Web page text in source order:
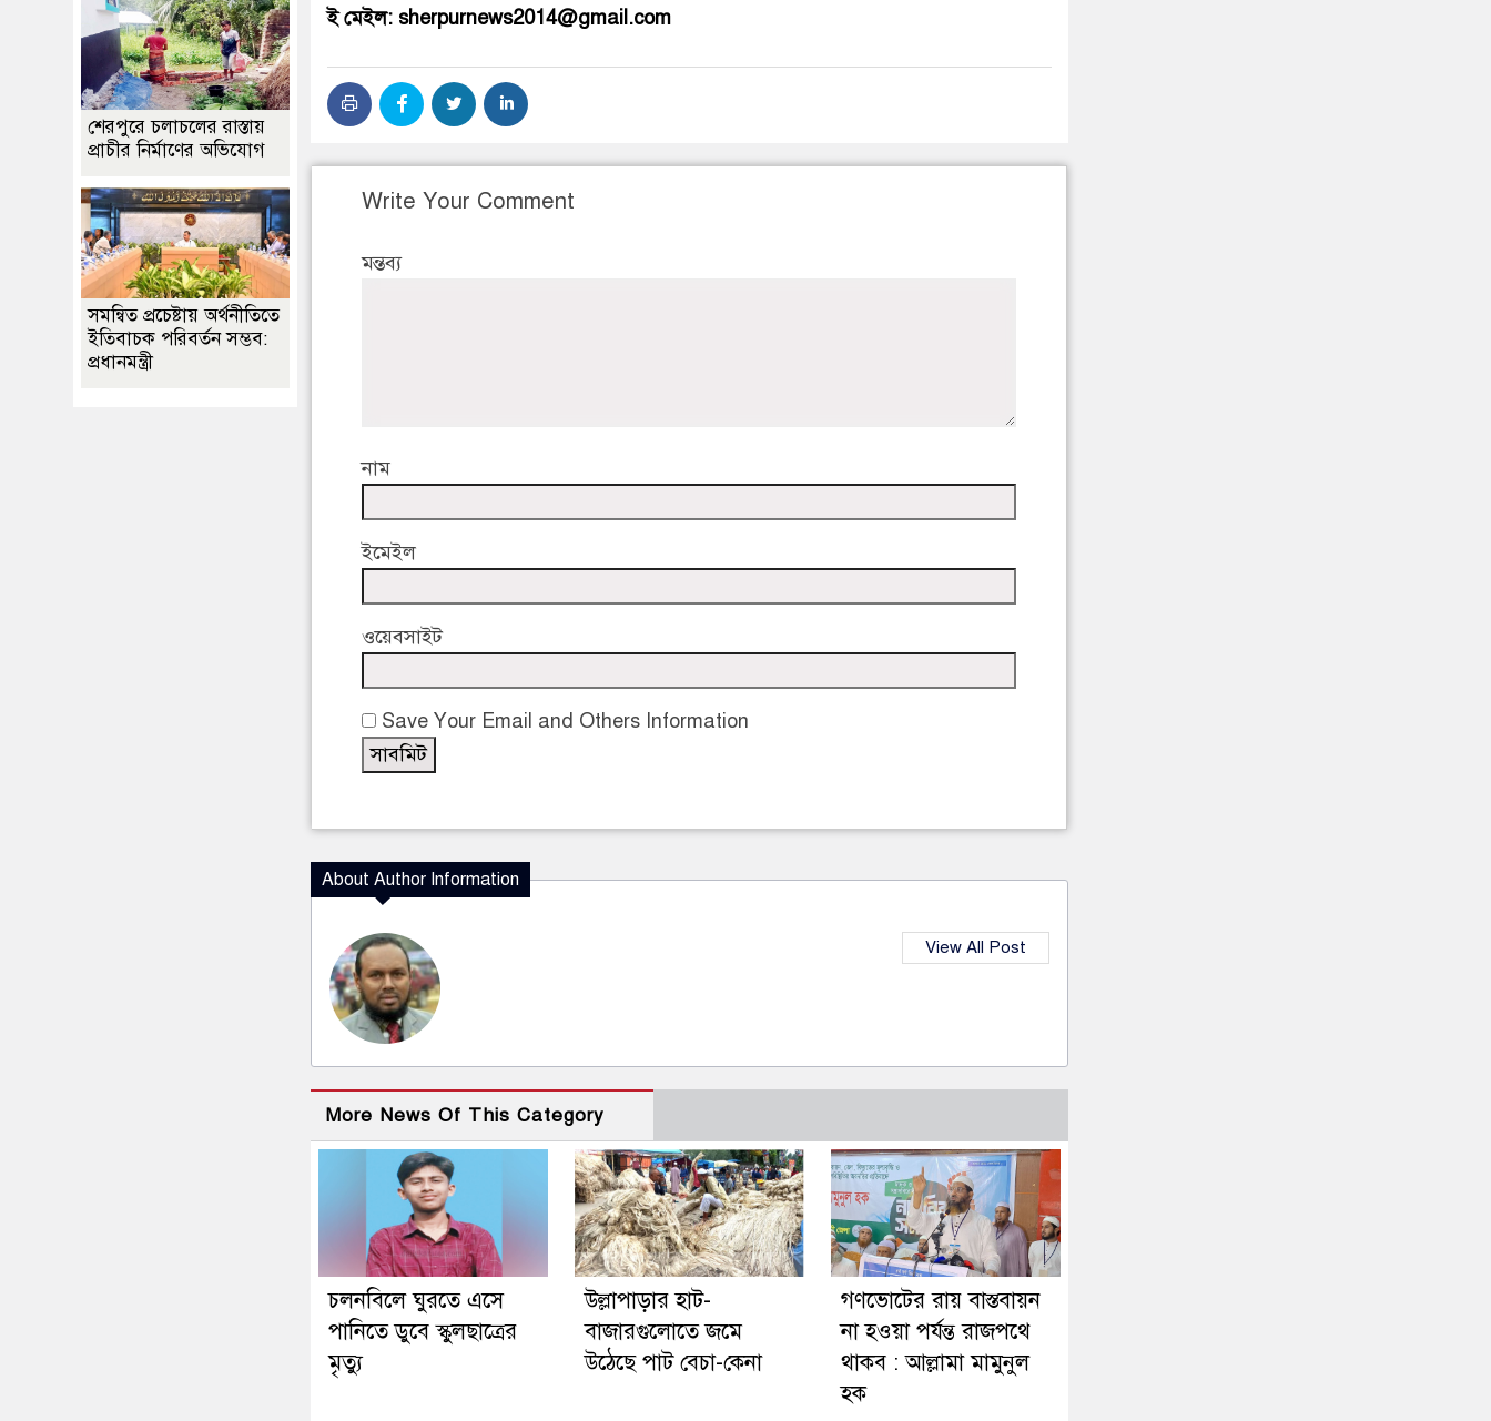
ই মেইল: sherpurnews2014@gmail.com
Write Your Comment
মন্তব্য
নাম
ইমেইল
ওয়েবসাইট
Save Your Email and Others Information
About Author Information
View All Post
More News Of This Category
চলনবিলে ঘুরতে এসে
পানিতে ডুবে স্কুলছাত্রের
মৃত্যু
উল্লাপাড়ার হাট-
বাজারগুলোতে জমে
উঠেছে পাট বেচা-কেনা
গণভোটের রায় বাস্তবায়ন
না হওয়া পর্যন্ত রাজপথে
থাকব : আল্লামা মামুনুল
হক
শেরপুরে চলাচলের রাস্তায়
প্রাচীর নির্মাণের অভিযোগ
সমন্বিত প্রচেষ্টায় অর্থনীতিতে
ইতিবাচক পরিবর্তন সম্ভব:
প্রধানমন্ত্রী